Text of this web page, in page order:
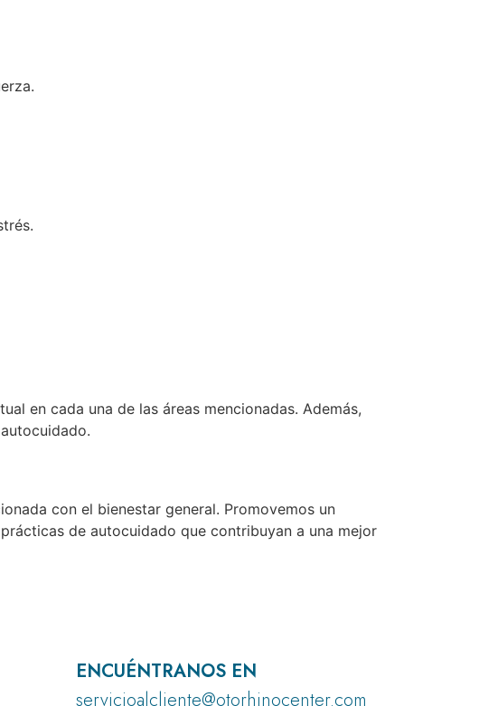
en cada una de las áreas mencionadas. Además,
con el bienestar general. Promovemos un
de autocuidado que contribuyan a una mejor
ENCUÉNTRANOS EN
servicioalcliente@otorhinocenter.com